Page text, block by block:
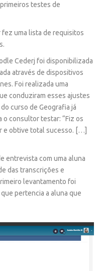
testes de
uma lista de requisitos
Cederj foi disponibilizada
através de dispositivos
. Foi realizada uma
conduziram esses ajustes
curso de Geografia já
o consultor testar: “Fiz os
e obtive total sucesso. […]
entrevista com uma aluna
das transcrições e
levantamento foi
pertencia a aluna que